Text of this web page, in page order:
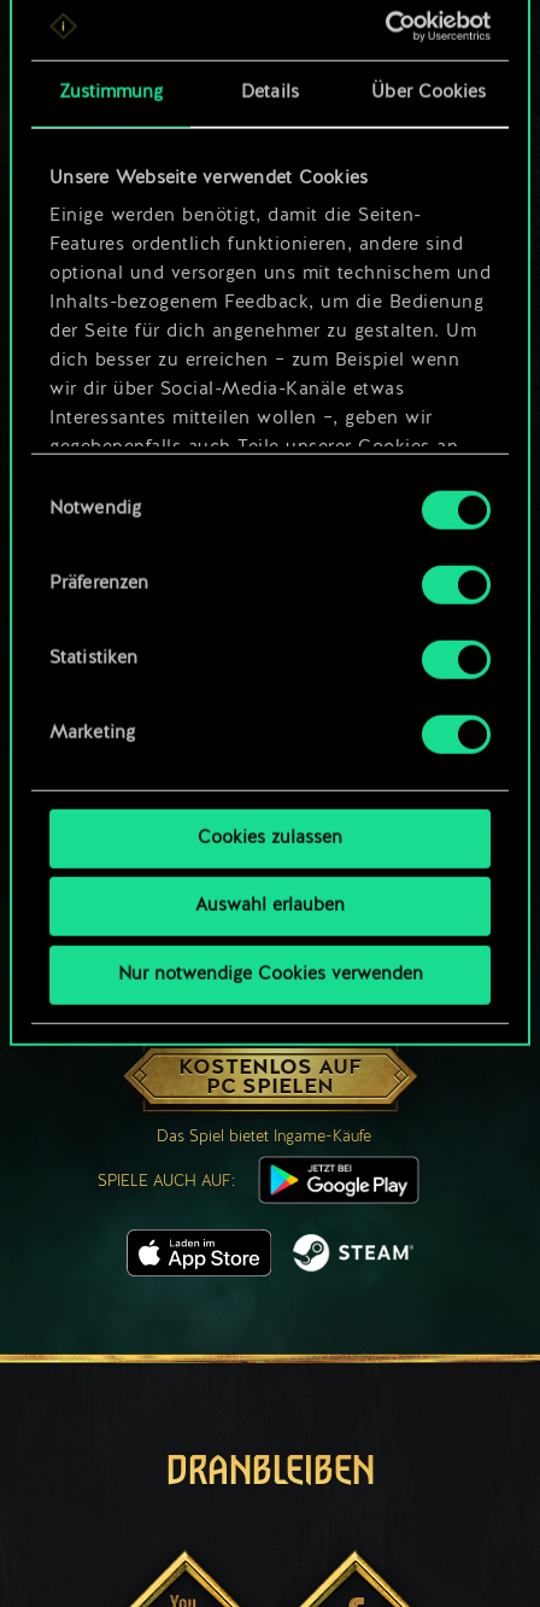
Zustimmung Details Über Cookies
Unsere Webseite verwendet Cookies
Einige werden benötigt, damit die Seiten-
Features ordentlich funktionieren, andere sind
optional und versorgen uns mit technischem und
Inhalts-bezogenem Feedback, um die Bedienung
der Seite für dich angenehmer zu gestalten. Um
dich besser zu erreichen – zum Beispiel wenn
wir dir über Social-Media-Kanäle etwas
Interessantes mitteilen wollen –, geben wir
gegebenenfalls auch Teile unserer Cookies an
Cookies erfordert allerdings deine Zustimmung.
Alle Details zu unserer Nutzung von Cookies
findest du unten im Menü „Einstellungen“, wo
um das Thema Cookies ändern kannst.
Notwendig
Präferenzen
Statistiken
Marketing
Cookies zulassen
Auswahl erlauben
Nur notwendige Cookies verwenden
ein geteilter Satz
Karten.
mehr sein kann!
Deck benennen und Leitfaden
Deck bearbeiten
WIE WÄR’S MIT EINER RUNDE GWENT?
KOSTENLOS AUF
PC SPIELEN
Das Spiel bietet Ingame-Käufe
SPIELE AUCH AUF:
DRANBLEIBEN